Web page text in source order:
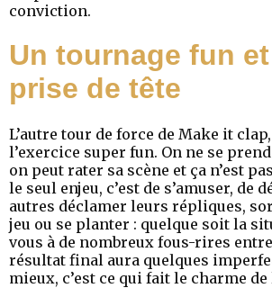
conviction.
Un tournage fun
prise de tête
L’autre tour de force de Make it
l’exercice super fun. On ne se
on peut rater sa scène et ça n’est
le seul enjeu, c’est de s’amuser, de
autres déclamer leurs répliques,
jeu ou se planter : quelque soit la
vous à de nombreux fous-rires
résultat final aura quelques
mieux, c’est ce qui fait le charme de